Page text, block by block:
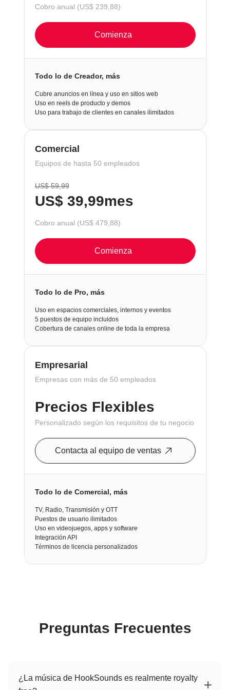
Cobro anual (US$ 239,88)
Comienza
Todo lo de Creador, más
Cubre anuncios en línea y uso en sitios web
Uso en reels de producto y demos
Uso para trabajo de clientes en canales ilimitados
Comercial
Equipos de hasta 50 empleados
US$ 59,99
US$ 39,99mes
Cobro anual (US$ 479,88)
Comienza
Todo lo de Pro, más
Uso en espacios comerciales, internos y eventos
5 puestos de equipo incluidos
Cobertura de canales online de toda la empresa
Empresarial
Empresas con más de 50 empleados
Precios Flexibles
Personalizado según los requisitos de tu negocio
Contacta al equipo de ventas
Todo lo de Comercial, más
TV, Radio, Transmisión y OTT
Puestos de usuario ilimitados
Uso en videojuegos, apps y software
Integración API
Términos de licencia personalizados
Preguntas Frecuentes
¿La música de HookSounds es realmente royalty